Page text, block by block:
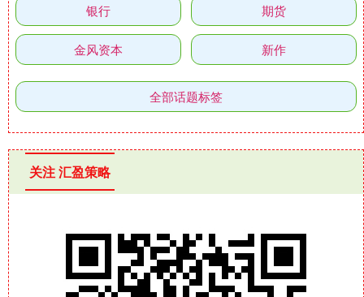
银行 期货
金风资本 新作
全部话题标签
关注 汇盈策略